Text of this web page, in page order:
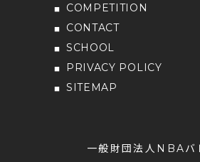
COMPETITION
CONTACT
SCHOOL
PRIVACY POLICY
SITEMAP
一般財団法人NBAバ